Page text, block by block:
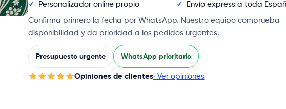
Personalizador online propio
Envío express a toda
Confirma primero la fecha por WhatsApp. Nuestro equipo comprueba
disponibilidad y da prioridad a los pedidos urgentes.
Presupuesto urgente WhatsApp prioritario
Opiniones de clientes· Ver opiniones